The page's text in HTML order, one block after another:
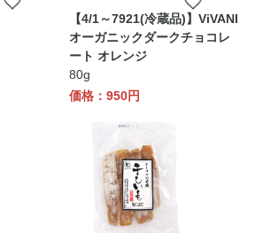
【4/1～7921(冷蔵品)】ViVANI
オーガニックダークチョコレ
ート オレンジ
80g
価格：950円